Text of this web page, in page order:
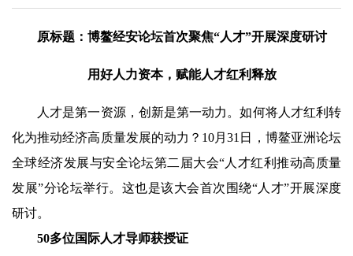
留学 人才 学术 观点
综合 深度 专题 实用信息
更多数据
原标题：博鳌经安论坛首次聚焦“人才”开展深度研讨
用好人力资本，赋能人才红利释放
人才是第一资源，创新是第一动力。如何将人才红利转
化为推动经济高质量发展的动力？10月31日，博鳌亚洲论坛
全球经济发展与安全论坛第二届大会“人才红利推动高质量
发展”分论坛举行。这也是该大会首次围绕“人才”开展深度
研讨。
50多位国际人才导师获授证